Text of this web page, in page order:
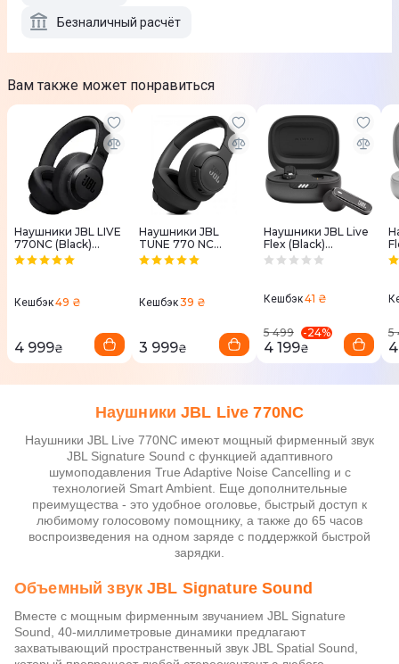
Безналичный расчёт
Вам также может понравиться
Наушники JBL LIVE
770NC (Black)
JBLLIVE770NCBLK
Кешбэк49 ₴
4 999₴
Наушники JBL
TUNE 770 NC
(Black)
JBLT770NCBLK
Кешбэк39 ₴
3 999₴
Наушники JBL Live
Flex (Black)
JBLLIVEFLEXBLK
Кешбэк41 ₴
5 499 -24%
4 199₴
5
Наушники JBL Live 770NC
Наушники JBL Live 770NC имеют мощный фирменный звук
JBL Signature Sound с функцией адаптивного
шумоподавления True Adaptive Noise Cancelling и с
технологией Smart Ambient. Еще дополнительные
преимущества - это удобное оголовье, быстрый доступ к
любимому голосовому помощнику, а также до 65 часов
воспроизведения на одном заряде с поддержкой быстрой
зарядки.
Объемный звук JBL Signature Sound
Вместе с мощным фирменным звучанием JBL Signature
Sound, 40-миллиметровые динамики предлагают
захватывающий пространственный звук JBL Spatial Sound,